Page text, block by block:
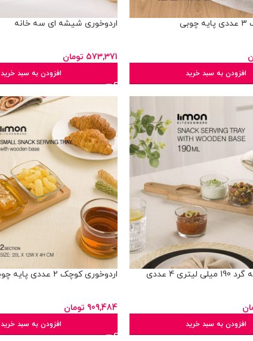
افزودن به سبد خرید
اردوخوری شیشه ای سه خانه
573,371 تومان
افزودن به سبد خرید
4 عددی
افزودن به سبد خرید
اردوخوری کوچک 2 عددی پایه چوبی
909,484 تومان
افزودن به سبد خرید